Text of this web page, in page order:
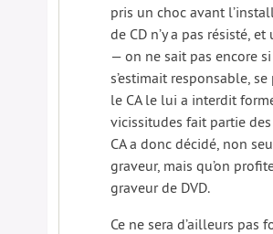
pris un choc avant
de CD n’y a pas résisté,
— on ne sait pas encore
s’estimait responsable,
le CA le lui a interdit
vicissitudes fait partie
CA a donc décidé, non
graveur, mais qu’on
graveur de DVD.
Ce ne sera d’ailleurs pas